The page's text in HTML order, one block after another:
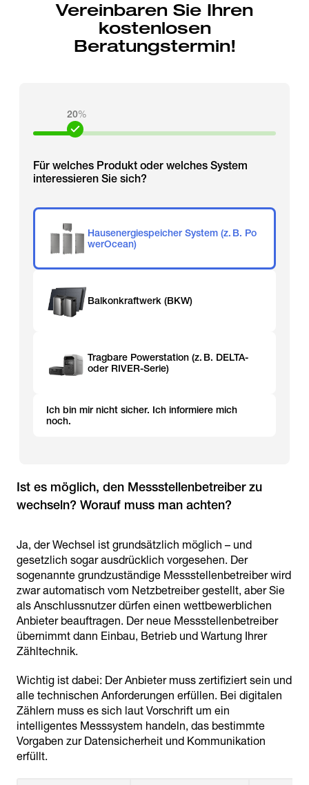
Vereinbaren Sie Ihren
kostenlosen
Beratungstermin!
20%
Für welches Produkt oder welches System
interessieren Sie sich?
Hausenergiespeicher System (z. B. Po
werOcean)
Balkonkraftwerk (BKW)
Tragbare Powerstation (z. B. DELTA-
oder RIVER-Serie)
Ich bin mir nicht sicher. Ich informiere mich
noch.
Ist es möglich, den Messstellenbetreiber zu
wechseln? Worauf muss man achten?
Ja, der Wechsel ist grundsätzlich möglich – und
gesetzlich sogar ausdrücklich vorgesehen. Der
sogenannte grundzuständige Messstellenbetreiber wird
zwar automatisch vom Netzbetreiber gestellt, aber Sie
als Anschlussnutzer dürfen einen wettbewerblichen
Anbieter beauftragen. Der neue Messstellenbetreiber
übernimmt dann Einbau, Betrieb und Wartung Ihrer
Zähltechnik.
Wichtig ist dabei: Der Anbieter muss zertifiziert sein und
alle technischen Anforderungen erfüllen. Bei digitalen
Zählern muss es sich laut Vorschrift um ein
intelligentes Messsystem handeln, das bestimmte
Vorgaben zur Datensicherheit und Kommunikation
erfüllt.